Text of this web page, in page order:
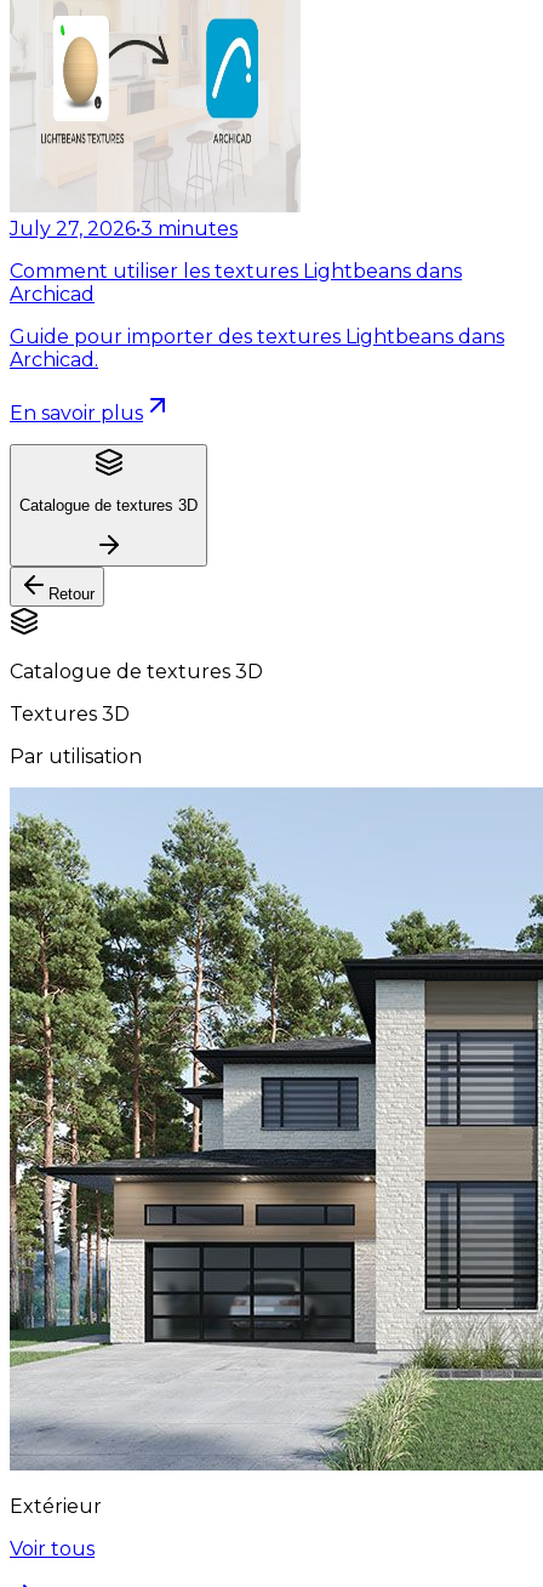
July 27, 2026•3 minutes
Comment utiliser les textures Lightbeans dans
Archicad
Guide pour importer des textures Lightbeans dans
Archicad.
En savoir plus
Catalogue de textures 3D
Retour
Catalogue de textures 3D
Textures 3D
Par utilisation
Extérieur
Voir tous